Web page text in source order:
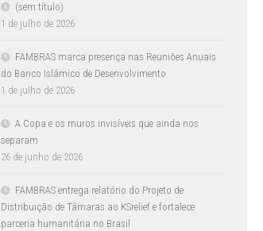
(sem título)
1 de julho de 2026
FAMBRAS marca presença nas Reuniões Anuais
do Banco Islâmico de Desenvolvimento
1 de julho de 2026
A Copa e os muros invisíveis que ainda nos
separam
26 de junho de 2026
FAMBRAS entrega relatório do Projeto de
Distribuição de Tâmaras ao KSrelief e fortalece
parceria humanitária no Brasil